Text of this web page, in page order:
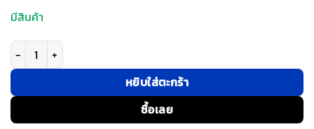
มีสินค้า
จำนวน Philips หัวชาร์จ รุ่น PD45W อะแดปเตอร์ 2 พอร์ต GaN - สี Black ชิ้น
หยิบใส่ตะกร้า
ซื้อเลย